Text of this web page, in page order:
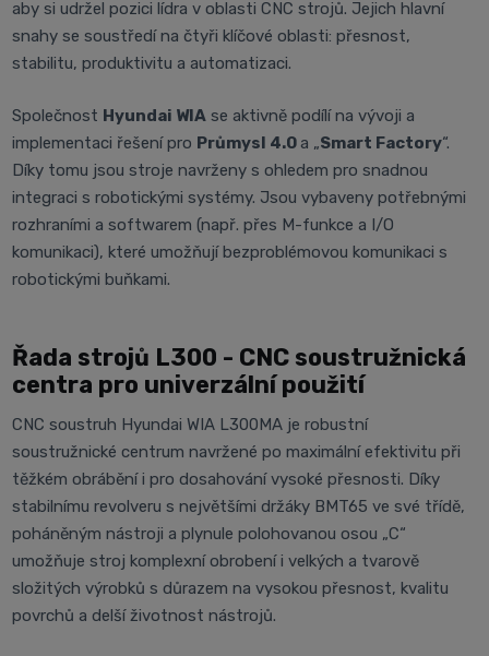
aby si udržel pozici lídra v oblasti CNC strojů. Jejich hlavní
snahy se soustředí na čtyři klíčové oblasti: přesnost,
stabilitu, produktivitu a automatizaci.
Společnost Hyundai WIA se aktivně podílí na vývoji a
implementaci řešení pro Průmysl 4.0 a „Smart Factory“.
Díky tomu jsou stroje navrženy s ohledem pro snadnou
integraci s robotickými systémy. Jsou vybaveny potřebnými
rozhraními a softwarem (např. přes M-funkce a I/O
komunikaci), které umožňují bezproblémovou komunikaci s
robotickými buňkami.
Řada strojů L300 - CNC soustružnická
centra pro univerzální použití
CNC soustruh Hyundai WIA L300MA je robustní
soustružnické centrum navržené po maximální efektivitu při
těžkém obrábění i pro dosahování vysoké přesnosti. Díky
stabilnímu revolveru s největšími držáky BMT65 ve své třídě,
poháněným nástroji a plynule polohovanou osou „C“
umožňuje stroj komplexní obrobení i velkých a tvarově
složitých výrobků s důrazem na vysokou přesnost, kvalitu
povrchů a delší životnost nástrojů.